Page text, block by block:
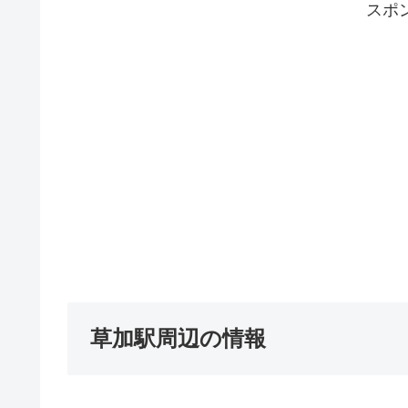
スポ
草加駅周辺の情報